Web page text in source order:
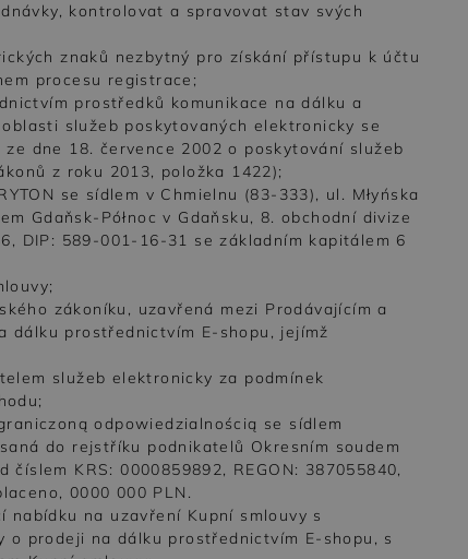
kontrolovat a spravovat stav svých
znaků nezbytný pro získání přístupu k účtu
procesu registrace;
prostředků komunikace na dálku a
služeb poskytovaných elektronicky se
dne 18. července 2002 o poskytování služeb
z roku 2013, položka 1422);
se sídlem v Chmielnu (83-333), ul. Młyńska
Gdaňsk-Północ v Gdaňsku, 8. obchodní divize
DIP: 589-001-16-31 se základním kapitálem 6
zákoníku, uzavřená mezi Prodávajícím a
dálku prostřednictvím E-shopu, jejímž
služeb elektronicky za podmínek
odpowiedzialnością se sídlem
do rejstříku podnikatelů Okresním soudem
KRS: 0000859892, REGON: 387055840,
0000 000 PLN.
na uzavření Kupní smlouvy s
o prodeji na dálku prostřednictvím E-shopu, s